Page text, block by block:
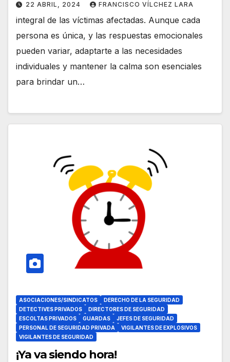
22 ABRIL, 2024 FRANCISCO VÍLCHEZ LARA
integral de las víctimas afectadas. Aunque cada
persona es única, y las respuestas emocionales
pueden variar, adaptarte a las necesidades
individuales y mantener la calma son esenciales
para brindar un…
ASOCIACIONES/SINDICATOS
DERECHO DE LA SEGURIDAD
DETECTIVES PRIVADOS
DIRECTORES DE SEGURIDAD
ESCOLTAS PRIVADOS
GUARDAS
JEFES DE SEGURIDAD
PERSONAL DE SEGURIDAD PRIVADA
VIGILANTES DE EXPLOSIVOS
VIGILANTES DE SEGURIDAD
¡Ya va siendo hora!